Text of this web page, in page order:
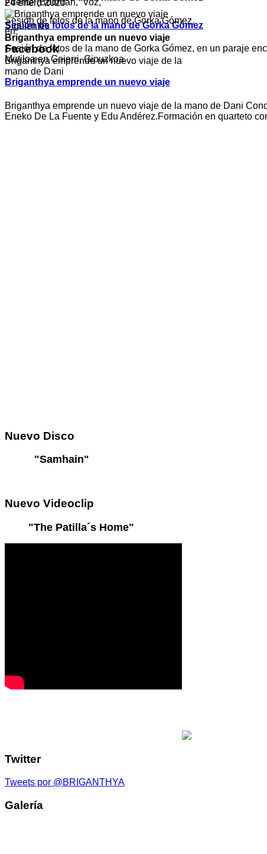
Sesión de fotos de la mano de Gorka Gómez
Sesión de fotos de la mano de Gorka Gómez, en un paraje
Mutiloa en Goierri, Gipuzkoa.
Briganthya emprende un nuevo viaje
Briganthya emprende un nuevo viaje de la mano de Dani
Eneko De La Fuente y Edu Andérez.Formación en quarteto
Sesión de fotos de la mano de Gorka Gómez,
en
Briganthya emprende un nuevo viaje
Briganthya emprende un nuevo viaje de la
mano de Dani
24 enero 2020
Siguientes
Facebook
Nuevo Disco
"Samhain"
Nuevo Videoclip
"The Patilla´s Home"
Twitter
Tweets por @BRIGANTHYA
Galería